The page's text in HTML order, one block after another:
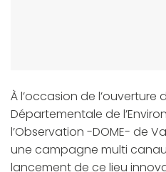
À l’occasion de l’ouverture
Départementale de
l’Observation -DOME- de
une campagne multi
lancement de ce lieu